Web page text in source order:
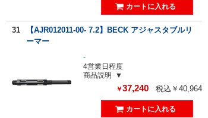
31
【AJR012011-00- 7.2】BECK アジャスタブルリ
ーマー
-
4営業日程度
商品説明
￥37,240 税込￥40,964